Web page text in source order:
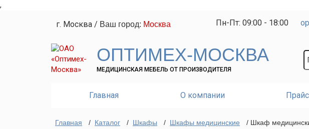
,
г. Москва / Ваш город: Москва Пн-Пт: 09:00 - 18:00
ОПТИМЕХ-МОСКВА
МЕДИЦИНСКАЯ МЕБЕЛЬ ОТ ПРОИЗВОДИТЕЛЯ
Главная О компании Прайс
Главная / Каталог / Шкафы / Шкафы медицинские / Шкаф